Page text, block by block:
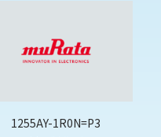
1255AY-1R0N=P3